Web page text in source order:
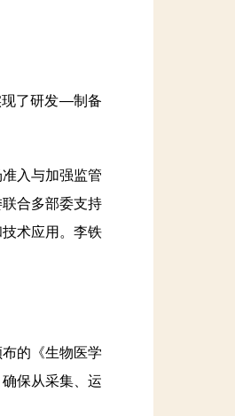
现了研发—制备
入与加强监管
合多部委支持
术应用。李铁
的《生物医学
保从采集、运